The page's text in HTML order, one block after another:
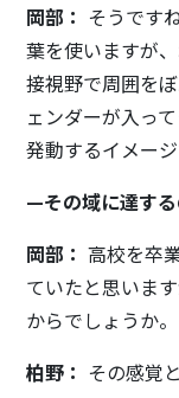
岡部： そうです
葉を使いますが
接視野で周囲を
ェンダーが入っ
発動するイメージ
—その域に達す
岡部： 高校を卒
ていたと思いま
からでしょうか。
柏野： その感覚